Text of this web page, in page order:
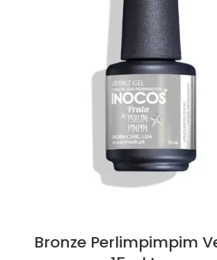
Bronze Perlimpimpim